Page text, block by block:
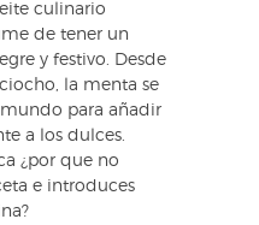
culinario
de tener un
y festivo. Desde
la menta se
para añadir
a los dulces.
¿por que no
e introduces